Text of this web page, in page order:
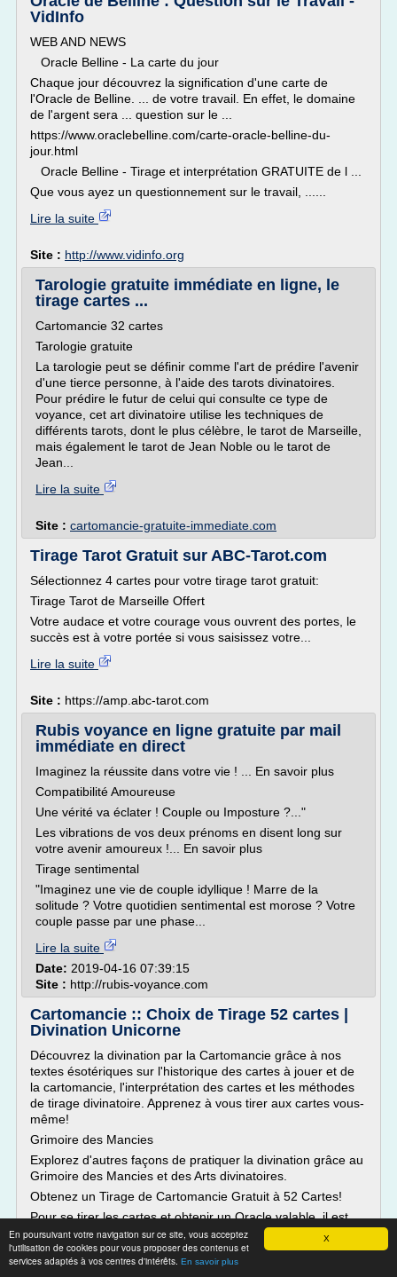
X
En poursuivant votre navigation sur ce site, vous acceptez
l'utilisation de cookies pour vous proposer des contenus et
services adaptés à vos centres d'intérêts. En savoir plus
VidInfo
WEB AND NEWS
Oracle Belline - La carte du jour
Chaque jour découvrez la signification d'une carte de
l'Oracle de Belline. ... de votre travail. En effet, le domaine
de l'argent sera ... question sur le ...
https://www.oraclebelline.com/carte-oracle-belline-du-
jour.html
Oracle Belline - Tirage et interprétation GRATUITE de l ...
Que vous ayez un questionnement sur le travail, ......
Lire la suite
Site : http://www.vidinfo.org
Tarologie gratuite immédiate en ligne, le
tirage cartes ...
Cartomancie 32 cartes
Tarologie gratuite
La tarologie peut se définir comme l'art de prédire l'avenir
d'une tierce personne, à l'aide des tarots divinatoires.
Pour prédire le futur de celui qui consulte ce type de
voyance, cet art divinatoire utilise les techniques de
différents tarots, dont le plus célèbre, le tarot de Marseille,
mais également le tarot de Jean Noble ou le tarot de
Jean...
Lire la suite
Site : cartomancie-gratuite-immediate.com
Tirage Tarot Gratuit sur ABC-Tarot.com
Sélectionnez 4 cartes pour votre tirage tarot gratuit:
Tirage Tarot de Marseille Offert
Votre audace et votre courage vous ouvrent des portes, le
succès est à votre portée si vous saisissez votre...
Lire la suite
Site : https://amp.abc-tarot.com
Rubis voyance en ligne gratuite par mail
immédiate en direct
Imaginez la réussite dans votre vie ! ... En savoir plus
Compatibilité Amoureuse
Une vérité va éclater ! Couple ou Imposture ?..."
Les vibrations de vos deux prénoms en disent long sur
votre avenir amoureux !... En savoir plus
Tirage sentimental
"Imaginez une vie de couple idyllique ! Marre de la
solitude ? Votre quotidien sentimental est morose ? Votre
couple passe par une phase...
Lire la suite
Date: 2019-04-16 07:39:15
Site : http://rubis-voyance.com
Cartomancie :: Choix de Tirage 52 cartes |
Divination Unicorne
Découvrez la divination par la Cartomancie grâce à nos
textes ésotériques sur l'historique des cartes à jouer et de
la cartomancie, l'interprétation des cartes et les méthodes
de tirage divinatoire. Apprenez à vous tirer aux cartes vous-
même!
Grimoire des Mancies
Explorez d'autres façons de pratiquer la divination grâce au
Grimoire des Mancies et des Arts divinatoires.
Obtenez un Tirage de Cartomancie Gratuit à 52 Cartes!
Pour se tirer les cartes et obtenir un Oracle valable, il est
important de prendre le temps de relaxer et de faire le vide,
pour disposer notre esprit à l'accueil d'une prédiction. Puis
on pense à notre...